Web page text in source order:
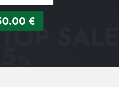
€ SALE